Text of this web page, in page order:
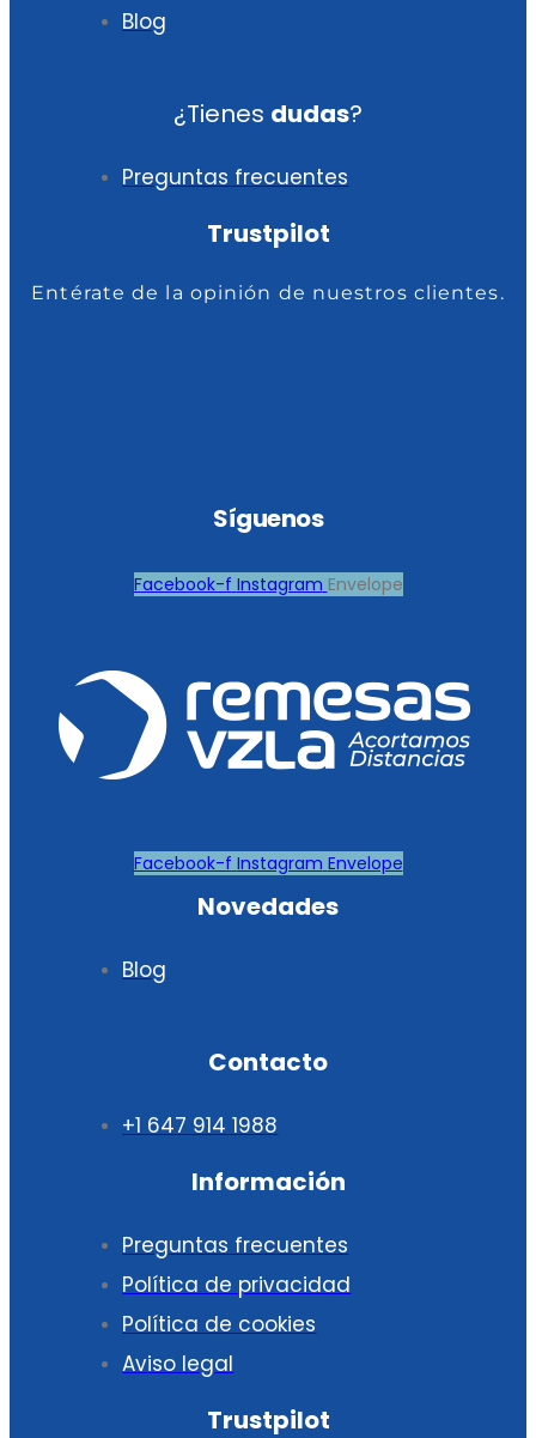
Blog
¿Tienes dudas?
Preguntas frecuentes
Trustpilot
Entérate de la opinión de nuestros clientes.
Síguenos
Facebook-f Instagram Envelope
Facebook-f Instagram Envelope
Novedades
Blog
Contacto
+1 647 914 1988
Información
Preguntas frecuentes
Política de privacidad
Política de cookies
Aviso legal
Trustpilot